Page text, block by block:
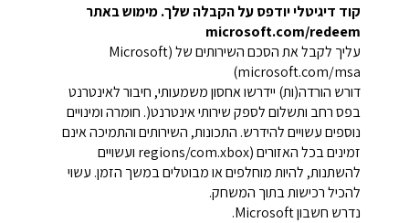
קוד דיגיטלי יודפס על הקבלה שלך. מימוש באתר
microsoft.com/redeem
עליך לקבל את הסכם השירותים של (Microsoft
(microsoft.com/msa
דורש הורדה(ות) יידרשו אחסון משמעותי, חיבור לאינטרנט
בפס רחב ותשלום לספק שירותי אינטרנט(. חומרה ומינויים
נוספים עשויים להידרש. התכונות, השירותים והתמיכה אינם
זמינים בכל האזורים (regions/com.xbox ועשויים
להשתנות, להיות מוחלפים או מבוטלים במשך הזמן. עשוי
להכיל רכישות בתוך המשחק.
נדרש חשבון Microsoft.